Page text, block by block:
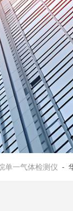
单一气体检测仪 -